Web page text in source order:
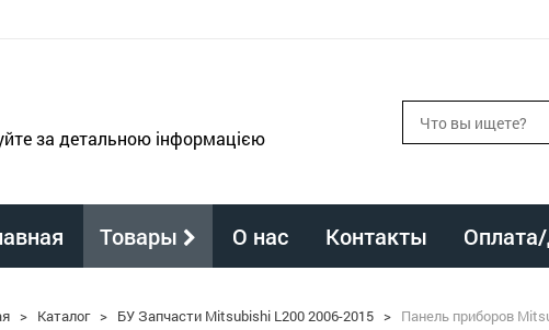
за детальною інформацією
Товары О нас Контакты
> Каталог > БУ Запчасти Mitsubishi L200 2006-2015 > Панель приборов